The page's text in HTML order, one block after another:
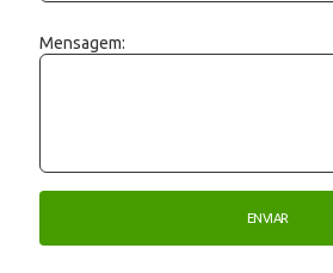
Mensagem: